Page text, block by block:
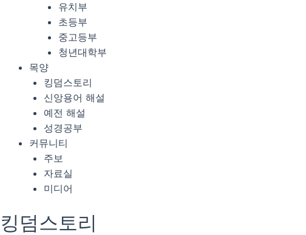
유치부
초등부
중고등부
청년대학부
목양
킹덤스토리
신앙용어 해설
예전 해설
성경공부
커뮤니티
주보
자료실
미디어
킹덤스토리